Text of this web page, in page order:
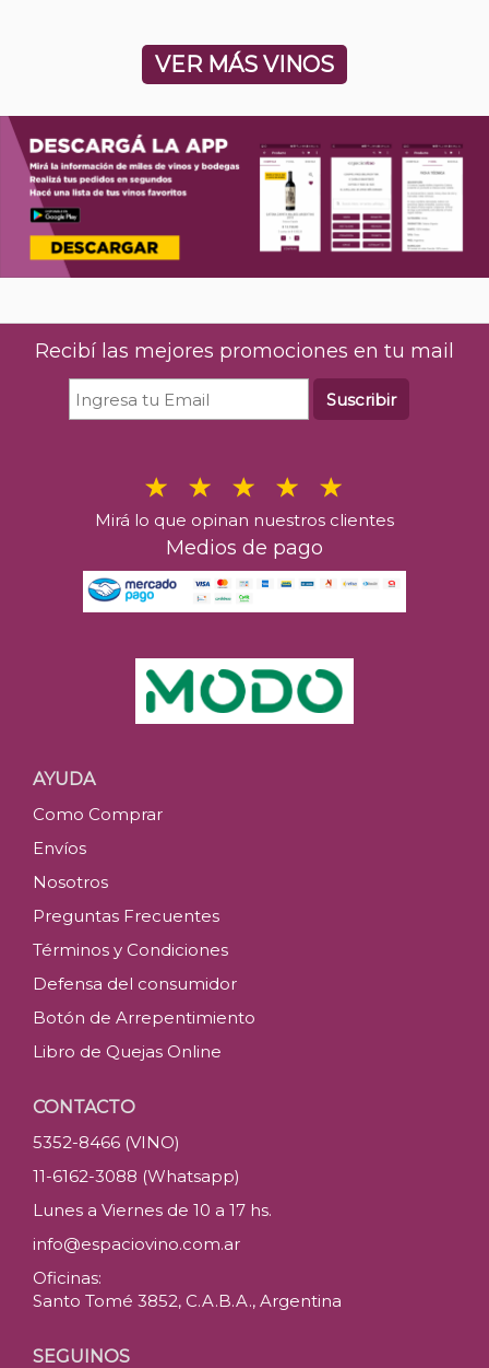
VER MÁS VINOS
Recibí las mejores promociones en tu mail
Suscribir
Mirá lo que opinan nuestros clientes
Medios de pago
AYUDA
Como Comprar
Envíos
Nosotros
Preguntas Frecuentes
Términos y Condiciones
Defensa del consumidor
Botón de Arrepentimiento
Libro de Quejas Online
CONTACTO
5352-8466 (VINO)
11-6162-3088 (Whatsapp)
Lunes a Viernes de 10 a 17 hs.
info@espaciovino.com.ar
Oficinas:
Santo Tomé 3852, C.A.B.A., Argentina
SEGUINOS